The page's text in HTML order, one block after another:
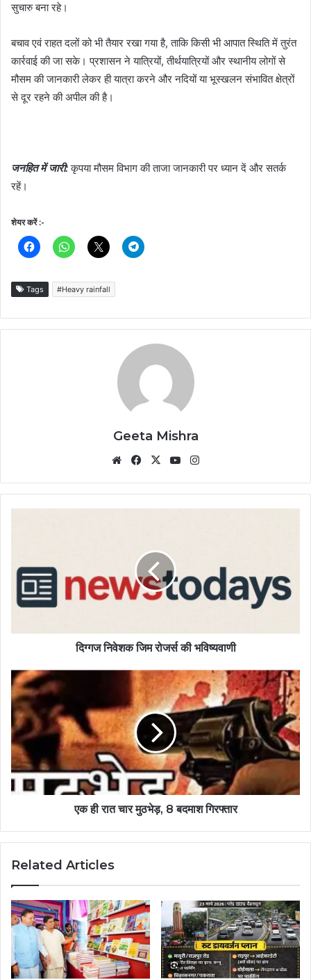
सुचारु बना रहे।
बचाव एवं राहत दलों को भी तैयार रखा गया है, ताकि किसी भी आपात स्थिति में तुरंत
कार्रवाई की जा सके। प्रशासन ने यात्रियों, तीर्थयात्रियों और स्थानीय लोगों से
मौसम की जानकारी लेकर ही यात्रा करने और नदियों या भूस्खलन संभावित क्षेत्रों
से दूर रहने की अपील की है।
जनहित में जारी: कृपया मौसम विभाग की ताजा जानकारी पर ध्यान दें और सतर्क
रहें।
शेयर करें :-
Tags #Heavy rainfall
Geeta Mishra
WebsiteFacebook
X YouTube
दिग्गज निवेशक जिम रोजर्स की भविष्यवाणी
एक ही रात चार मुठभेड़, 8 बदमाश गिरफ्तार
Related Articles